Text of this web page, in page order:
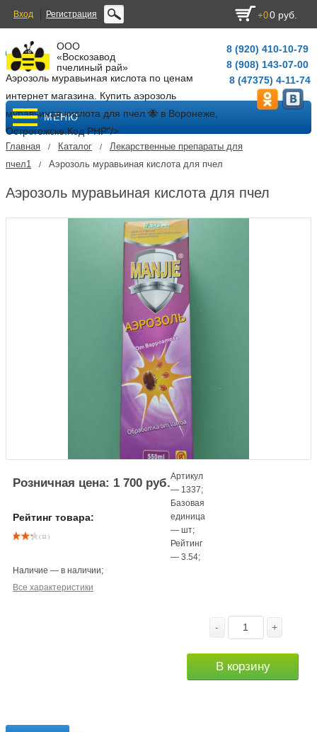
Вход Регистрация +00 руб.
ООО
«Воскозавод
пчелиный рай»
Аэрозоль муравьиная кислота по ценам
интернет магазина. Купить аэрозоль
муравьиная кислота для пчел 🐝 в Воронеже,
Острогожске. Код PHP"/>
8 (920) 410-10-79
8 (908) 143-07-00
8 (47375) 4-11-74
МЕНЮ
Главная / Каталог /
Лекарственные препараты для
пчел1
/ Аэрозоль муравьиная кислота для пчел
Аэрозоль муравьиная кислота для пчел
Розничная цена: 1 700 руб.
Рейтинг товара:
( 11 )
Артикул
— 1337;
Базовая
единица
—шт;
Рейтинг
—3.54;
Наличие — в наличии;
Все характеристики
- +
В корзину